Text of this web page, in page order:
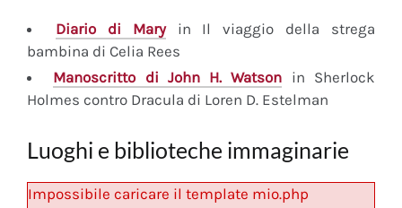
Diariodi Maryin Il viaggio della strega
bambina di Celia Rees
Manoscritto di John H. Watson in Sherlock
Holmes contro Dracula di Loren D. Estelman
Luoghi e biblioteche immaginarie
Impossibile caricare il template mio.php